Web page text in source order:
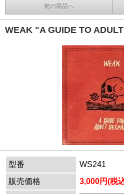
前の商品へ
WEAK "A GUIDE TO
型番
WS241
販売価格
3,000円(税